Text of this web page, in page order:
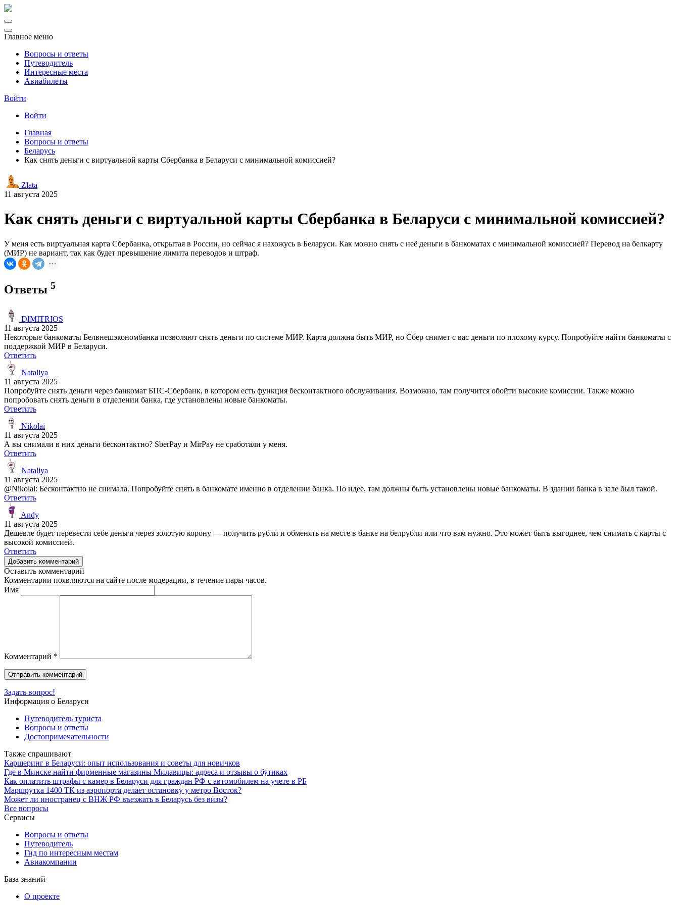
Главное меню
Вопросы и ответы
Путеводитель
Интересные места
Авиабилеты
Войти
Войти
Главная
Вопросы и ответы
Беларусь
Как снять деньги с виртуальной карты Сбербанка в Беларуси с минимальной комиссией?
Zlata
11 августа 2025
Как снять деньги с виртуальной карты Сбербанка в Беларуси с минимальной комиссией?
У меня есть виртуальная карта Сбербанка, открытая в России, но сейчас я нахожусь в Беларуси. Как можно снять с неё деньги в банкоматах с минимальной комиссией? Перевод на белкарту
(МИР) не вариант, так как будет превышение лимита переводов и штраф.
Ответы 5
DIMITRIOS
11 августа 2025
Некоторые банкоматы Белвнешэкономбанка позволяют снять деньги по системе МИР. Карта должна быть МИР, но Сбер снимет с вас деньги по плохому курсу. Попробуйте найти банкоматы с
поддержкой МИР в Беларуси.
Ответить
Nataliya
11 августа 2025
Попробуйте снять деньги через банкомат БПС-Сбербанк, в котором есть функция бесконтактного обслуживания. Возможно, там получится обойти высокие комиссии. Также можно
попробовать снять деньги в отделении банка, где установлены новые банкоматы.
Ответить
Nikolai
11 августа 2025
А вы снимали в них деньги бесконтактно? SberPay и MirPay не сработали у меня.
Ответить
Nataliya
11 августа 2025
@Nikolai: Бесконтактно не снимала. Попробуйте снять в банкомате именно в отделении банка. По идее, там должны быть установлены новые банкоматы. В здании банка в зале был такой.
Ответить
Andy
11 августа 2025
Дешевле будет перевести себе деньги через золотую корону — получить рубли и обменять на месте в банке на белрубли или что вам нужно. Это может быть выгоднее, чем снимать с карты с
высокой комиссией.
Ответить
Добавить комментарий
Оставить комментарий
Комментарии появляются на сайте после модерации, в течение пары часов.
Имя
Комментарий *
Задать вопрос!
Информация о Беларуси
Путеводитель туриста
Вопросы и ответы
Достопримечательности
Также спрашивают
Каршеринг в Беларуси: опыт использования и советы для новичков
Где в Минске найти фирменные магазины Милавицы: адреса и отзывы о бутиках
Как оплатить штрафы с камер в Беларуси для граждан РФ с автомобилем на учете в РБ
Маршрутка 1400 ТК из аэропорта делает остановку у метро Восток?
Может ли иностранец с ВНЖ РФ въезжать в Беларусь без визы?
Все вопросы
Сервисы
Вопросы и ответы
Путеводитель
Гид по интересным местам
Авиакомпании
База знаний
О проекте